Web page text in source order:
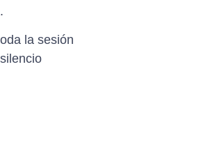
la sesión